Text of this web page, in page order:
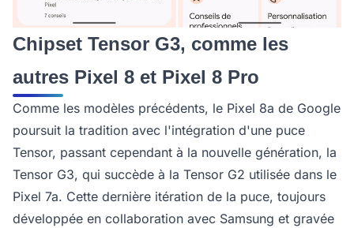
Chipset Tensor G3, comme les
autres Pixel 8 et Pixel 8 Pro
Comme les modèles précédents, le Pixel 8a de Google
poursuit la tradition avec l'intégration d'une puce
Tensor, passant cependant à la nouvelle génération, la
Tensor G3, qui succède à la Tensor G2 utilisée dans le
Pixel 7a. Cette dernière itération de la puce, toujours
développée en collaboration avec Samsung et gravée